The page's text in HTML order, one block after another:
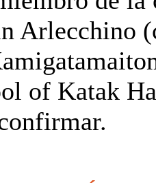
Arlecchino
of Katak